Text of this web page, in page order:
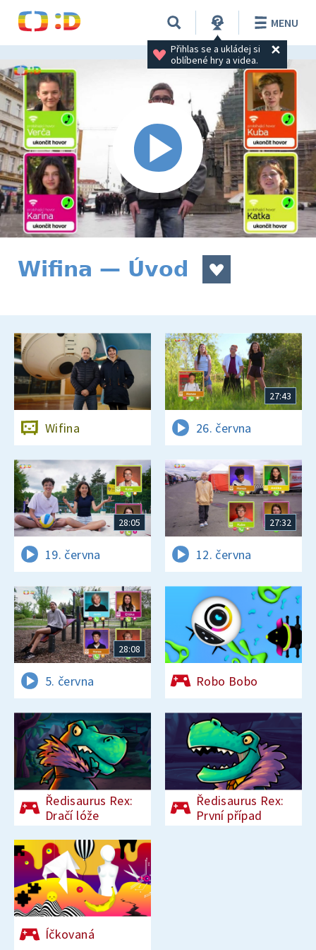
Přihlas se a ukládej si
oblíbené hry a videa.
MENU
Wifina — Úvod
Wifina
27:43
26. června
28:05
19. června
27:32
12. června
28:08
5. června Robo Bobo
Ředisaurus Rex:
Dračí lóže
Ředisaurus Rex:
První případ
Íčkovaná